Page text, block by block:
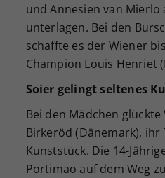
und Annesien van Mierlo
unterlagen. Bei den
schaffte es der Wiener
Champion Louis Henriet
Soier gelingt seltenes
Bei den Mädchen
Birkeröd (Dänemark),
Kunststück. Die 14-
Portimao auf dem Weg